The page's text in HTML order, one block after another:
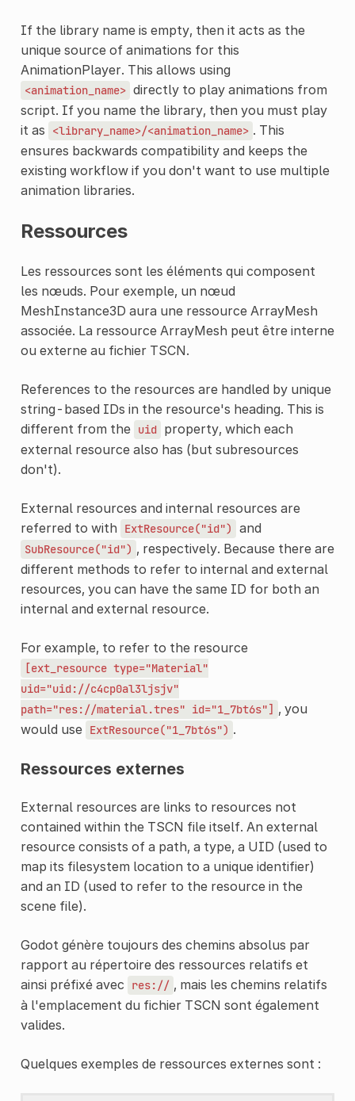
If the library name is empty, then it acts as the
unique source of animations for this
AnimationPlayer. This allows using
<animation_name> directly to play animations from
script. If you name the library, then you must play
it as
<library_name>/<animation_name> . This
ensures backwards compatibility and keeps the
existing workflow if you don't want to use multiple
animation libraries.
Ressources
Les ressources sont les éléments qui composent
les nœuds. Pour exemple, un nœud
MeshInstance3D aura une ressource ArrayMesh
associée. La ressource ArrayMesh peut être interne
ou externe au fichier TSCN.
References to the resources are handled by unique
string-based IDs in the resource's heading. This is
different from the uid property, which each
external resource also has (but subresources
don't).
External resources and internal resources are
referred to with
ExtResource("id") and
SubResource("id") , respectively. Because there are
different methods to refer to internal and external
resources, you can have the same ID for both an
internal and external resource.
For example, to refer to the resource
[ext_resource type="Material"
uid="uid://c4cp0al3ljsjv"
path="res://material.tres" id="1_7bt6s"] , you
would use ExtResource("1_7bt6s") .
Ressources externes
External resources are links to resources not
contained within the TSCN file itself. An external
resource consists of a path, a type, a UID (used to
map its filesystem location to a unique identifier)
and an ID (used to refer to the resource in the
scene file).
Godot génère toujours des chemins absolus par
rapport au répertoire des ressources relatifs et
ainsi préfixé avec
res:// , mais les chemins relatifs
à l'emplacement du fichier TSCN sont également
valides.
Quelques exemples de ressources externes sont :